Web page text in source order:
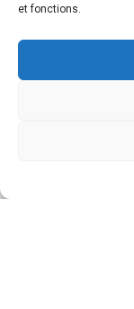
et fonctions.